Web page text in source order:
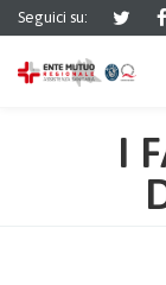
Seguici su:
I